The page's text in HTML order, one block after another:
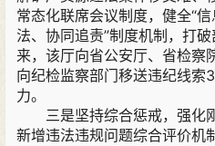
常态化联席会议制度，健全“
法、协同追责”制度机制，打
来，该厅向省公安厅、省检察
向纪检监察部门移送违纪线索
力。
三是坚持综合惩戒，强化
新增违法违规问题综合评价机